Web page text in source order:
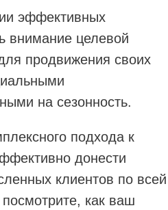
эффективных
внимание целевой
продвижения своих
на сезонность.
подхода к
донести
клиентов по всей
как ваш